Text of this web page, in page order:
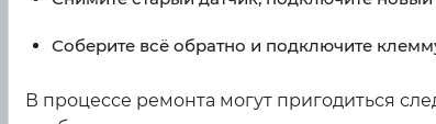
Соберите всё обратно и подключите
В процессе ремонта могут пригодиться